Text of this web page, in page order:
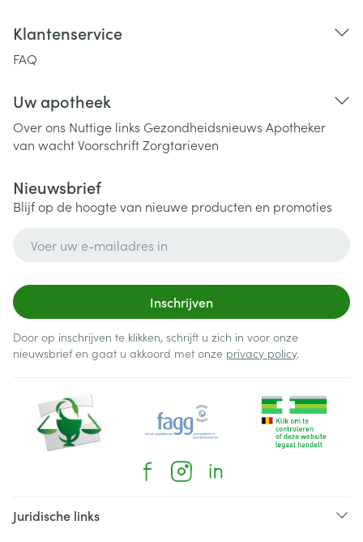
Klantenservice
FAQ
Uw apotheek
Over ons Nuttige links Gezondheidsnieuws Apotheker
van wachtVoorschriftZorgtarieven
Nieuwsbrief
Blijf op de hoogte van nieuwe producten en promoties
Inschrijven
Door op inschrijven te klikken, schrijft u zich in voor onze
nieuwsbrief en gaat u akkoord met onze privacy policy.
Juridische links